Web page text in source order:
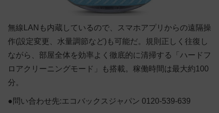
無線LANも内蔵しているので、スマホアプリからの遠隔操
作(設定変更、水量調節など)も可能だ。規則正しく往復し
ながら、部屋全体を効率よく徹底的に清掃する「ハードフ
ロアクリーニングモード」も搭載。稼働時間は最大約100
分。
●問い合わせ先:エコバックスジャパン 0120-539-639